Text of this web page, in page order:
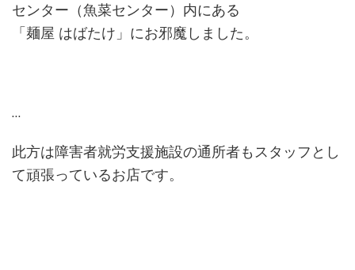
センター（魚菜センター）内にある
「麺屋 はばたけ」にお邪魔しました。
…
此方は障害者就労支援施設の通所者もスタッフとし
て頑張っているお店です。